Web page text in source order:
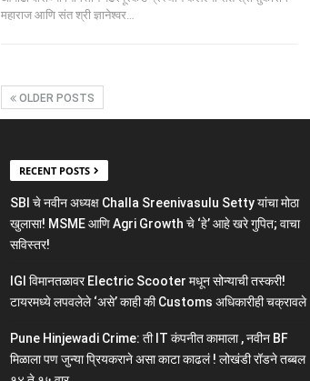
महाराज आणि संत श्री ज्ञानेश्वर
OLDER POSTS
RECENT POSTS
SBI चे नवीन अध्यक्ष Challa Sreenivasulu Setty यांचा मोठा
खुलासा! MSME आणि Agri Growth चे ‘हे’ आहे खरे गुपित; वाचा
सविस्तर!
IGI विमानतळावर Electric Scooter मधून सोन्याची तस्करी!
टायरमध्ये लपवलेले ‘असे’ काही की Customs अधिकारीही चक्रावले
Pune Hinjewadi Crime: ती IT कंपनीत कामाला , नवीन BF
मिळाला पण जुन्या प्रियकराने असा काटा काढलं ! लोखंडी रॉडने तब्बल